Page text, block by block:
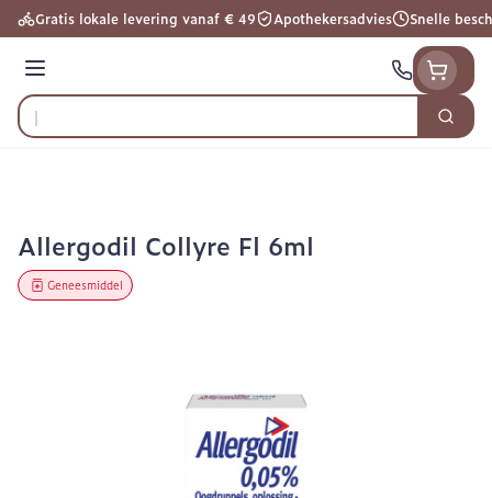
Ga naar de inhoud
Gratis lokale levering vanaf € 49 Apothekersadvies Snelle
Menu
Product, merk, categorie...
Zoek
Allergodil Collyre Fl 6ml
Geneesmiddel